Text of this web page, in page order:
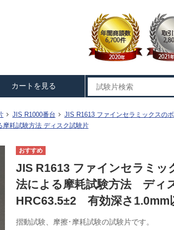
カートを見る
JIS R1000番台
JIS R1613 ファインセラミックスの
耗試験方法 ディスク試験片
JIS R1613 ファインセラミッ
法による摩耗試験方法 デ
HRC63.5±2 有効深さ1.0mm
摺動試験、摩擦･摩耗試験の試験片です。